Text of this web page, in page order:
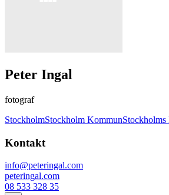
Peter Ingal
fotograf
StockholmStockholm KommunStockholms
Kontakt
info@peteringal.com
peteringal.com
08 533 328 35